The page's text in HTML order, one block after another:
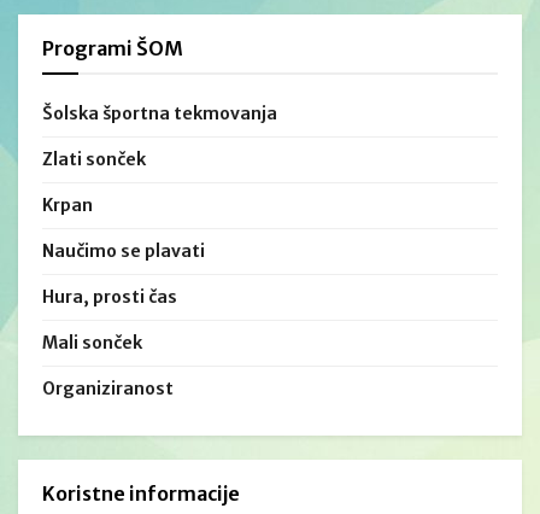
Programi ŠOM
Šolska športna tekmovanja
Zlati sonček
Krpan
Naučimo se plavati
Hura, prosti čas
Mali sonček
Organiziranost
Koristne informacije